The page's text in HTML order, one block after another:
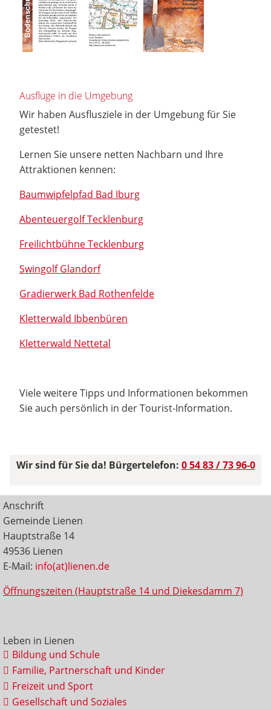
Ausflüge in die Umgebung
Wir haben Ausflusziele in der Umgebung für Sie
getestet!
Lernen Sie unsere netten Nachbarn und Ihre
Attraktionen kennen:
Baumwipfelpfad Bad Iburg
Abenteuergolf Tecklenburg
Freilichtbühne Tecklenburg
Swingolf Glandorf
Gradierwerk Bad Rothenfelde
Kletterwald Ibbenbüren
Kletterwald Nettetal
Viele weitere Tipps und Informationen bekommen
Sie auch persönlich in der Tourist-Information.
Wir sind für Sie da! Bürgertelefon: 0 54 83 / 73 96-0
Anschrift
Gemeinde Lienen
Hauptstraße 14
49536 Lienen
E-Mail: info(at)lienen.de
Öffnungszeiten (Hauptstraße 14 und Diekesdamm 7)
Leben in Lienen
Bildung und Schule
Familie, Partnerschaft und Kinder
Freizeit und Sport
Gesellschaft und Soziales